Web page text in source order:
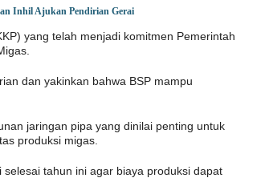
Inhil Ajukan Pendirian Gerai
yang telah menjadi komitmen Pemerintah
dan yakinkan bahwa BSP mampu
jaringan pipa yang dinilai penting untuk
produksi migas.
tahun ini agar biaya produksi dapat